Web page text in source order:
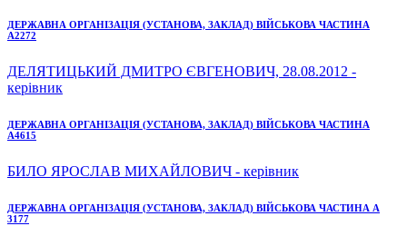
ДЕРЖАВНА ОРГАНІЗАЦІЯ (УСТАНОВА, ЗАКЛАД) ВІЙСЬКОВА ЧАСТИНА
А2272
ДЕЛЯТИЦЬКИЙ ДМИТРО ЄВГЕНОВИЧ, 28.08.2012 -
керівник
ДЕРЖАВНА ОРГАНІЗАЦІЯ (УСТАНОВА, ЗАКЛАД) ВІЙСЬКОВА ЧАСТИНА
А4615
БИЛО ЯРОСЛАВ МИХАЙЛОВИЧ - керівник
ДЕРЖАВНА ОРГАНІЗАЦІЯ (УСТАНОВА, ЗАКЛАД) ВІЙСЬКОВА ЧАСТИНА А
3177